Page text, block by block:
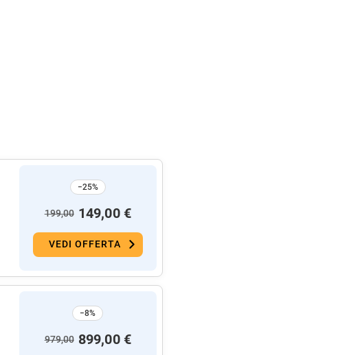
−25%
199,00 149,00 €
VEDI OFFERTA
−8%
979,00 899,00 €